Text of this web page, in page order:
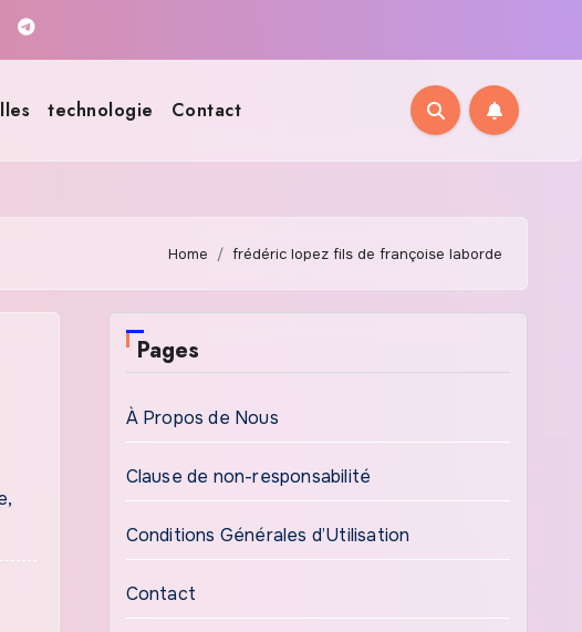
technologie Contact
Home frédéric lopez fils de françoise laborde
Pages
À Propos de Nous
Clause de non-responsabilité
Conditions Générales d’Utilisation
Contact